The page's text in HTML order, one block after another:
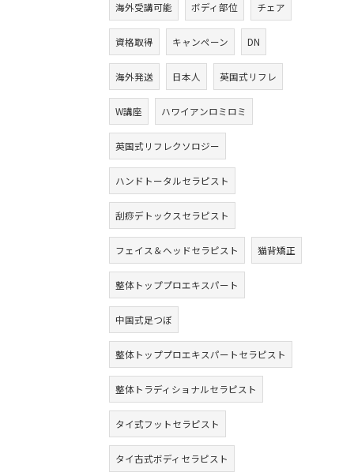
海外受講可能 ボディ部位 チェア
資格取得 キャンペーン DN
海外発送 日本人 英国式リフレ
W講座 ハワイアンロミロミ
英国式リフレクソロジー
ハンドトータルセラピスト
刮痧デトックスセラピスト
フェイス＆ヘッドセラピスト 猫背矯正
整体トッププロエキスパート
中国式足つぼ
整体トッププロエキスパートセラピスト
整体トラディショナルセラピスト
タイ式フットセラピスト
タイ古式ボディセラピスト